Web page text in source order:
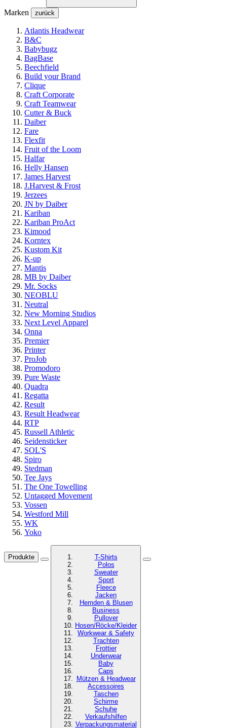
Marken zurück
Atlantis Headwear
B&C
Babybugz
BagBase
Beechfield
Build your Brand
Clique
Craft Corporate
Craft Teamwear
Cutter & Buck
Daiber
Fare
Flexfit
Fruit of the Loom
Halfar
Helly Hansen
James Harvest
J.Harvest & Frost
Jerzees
JN by Daiber
Kariban
Kariban ProAct
Kimood
Korntex
Kustom Kit
K-up
Mantis
MB by Daiber
Mr. Socks
NEOBLU
Neutral
New Morning Studios
Next Level Apparel
Onna
Premier
Printer
ProJob
Promodoro
Pure Waste
Quadra
Regatta
Result
Result Headwear
RTP
Russell Athletic
Seidensticker
SOL'S
Spiro
Stedman
Tee Jays
The One Towelling
Untagged Movement
Vossen
Westford Mill
WK
Yoko
Produkte
T-Shirts
Polos
Sweater
Sport
Fleece
Jacken
Hemden & Blusen
Business
Pullover
Hosen/Röcke/Kleider
Workwear & Safety
Trachten
Frottier
Underwear
Baby
Caps
Mützen & Headwear
Accessoires
Taschen
Schirme
Schuhe
Verkaufshilfen
Verpackungsmaterial